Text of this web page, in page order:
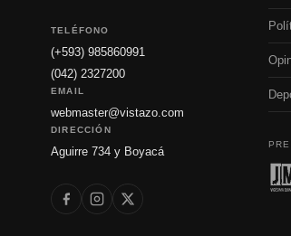
TELÉFONO
(+593) 985860991
(042) 2327200
EMAIL
webmaster@vistazo.com
DIRECCIÓN
Aguirre 734 y Boyacá